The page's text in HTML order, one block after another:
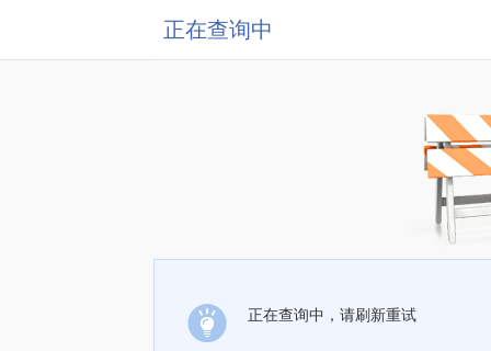
正在查询中
正在查询中，请刷新重试